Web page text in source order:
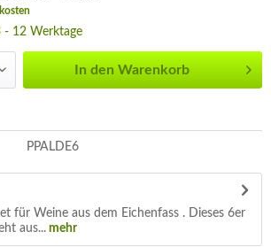
- 12 Werktage
In den Warenkorb
PPALDE6
für Weine aus dem Eichenfass . Dieses 6er
aus... mehr